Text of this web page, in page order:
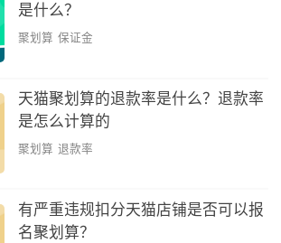
是什么？
聚划算 保证金
天猫聚划算的退款率是什么？退款率
是怎么计算的
聚划算 退款率
有严重违规扣分天猫店铺是否可以报
名聚划算？